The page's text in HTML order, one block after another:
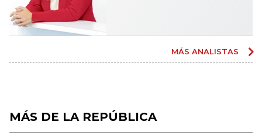
MÁS ANALISTAS
MÁS DE LA REPÚBLICA